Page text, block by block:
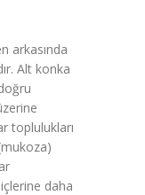
arkasında
Alt konka
toplulukları
daha